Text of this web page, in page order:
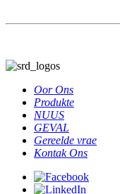
Oor Ons
Produkte
NUUS
GEVAL
Gereelde vrae
Kontak Ons